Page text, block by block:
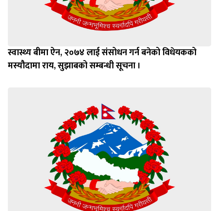
स्वास्थ्य बीमा ऐन, २०७४ लाई संसोधन गर्न बनेको विधेयकको
मस्यौदामा राय, सुझाबको सम्बन्धी सूचना ।